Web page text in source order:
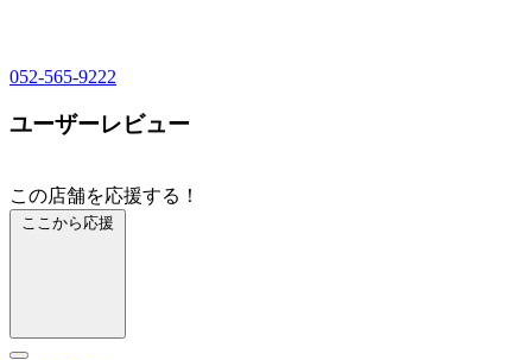
052-565-9222
ユーザーレビュー
この店舗を応援する！
ここから応援